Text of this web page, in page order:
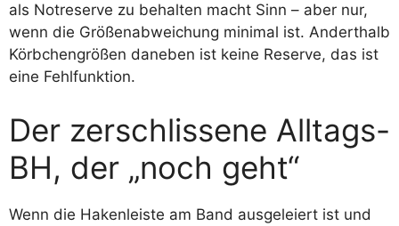
als Notreserve zu behalten macht Sinn – aber nur,
wenn die Größenabweichung minimal ist. Anderthalb
Körbchengrößen daneben ist keine Reserve, das ist
eine Fehlfunktion.
Der zerschlissene Alltags-
BH, der „noch geht“
Wenn die Hakenleiste am Band ausgeleiert ist und